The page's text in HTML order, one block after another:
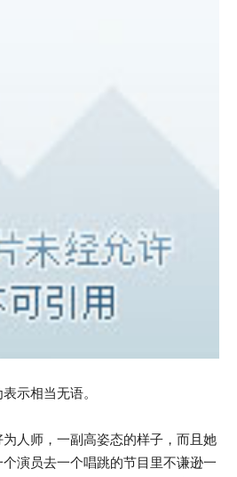
示相当无语。
人师，一副高姿态的样子，而且她
演员去一个唱跳的节目里不谦逊一